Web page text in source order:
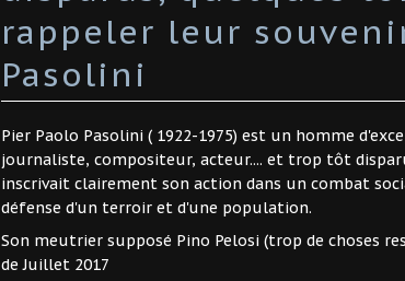
rappeler leur
Pasolini
Pier Paolo Pasolini ( 1922-1975) est un homme
journaliste, compositeur, acteur.... et trop tôt
inscrivait clairement son action dans un combat
défense d'un terroir et d'une population.
Son meutrier supposé Pino Pelosi (trop de choses
de Juillet 2017